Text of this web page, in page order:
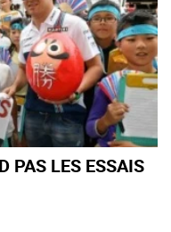
PAS LES ESSAIS